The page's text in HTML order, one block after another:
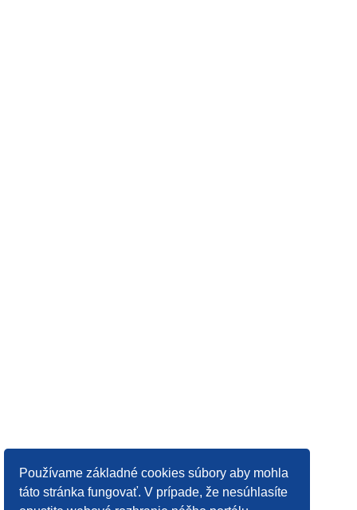
Používame základné cookies súbory aby mohla
táto stránka fungovať. V prípade, že nesúhlasíte